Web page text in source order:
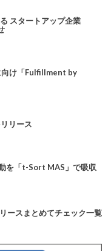
スタートアップ企業
向け「Fulfillment by
リース
を「t-Sort MAS」で吸収
ースまとめてチェック一覧